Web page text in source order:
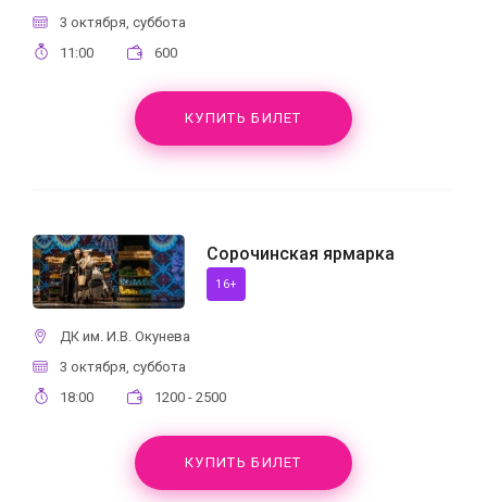
3 октября, суббота
11:00
600
КУПИТЬ БИЛЕТ
Сорочинская ярмарка
16+
ДК им. И.В. Окунева
3 октября, суббота
18:00
1200 - 2500
КУПИТЬ БИЛЕТ